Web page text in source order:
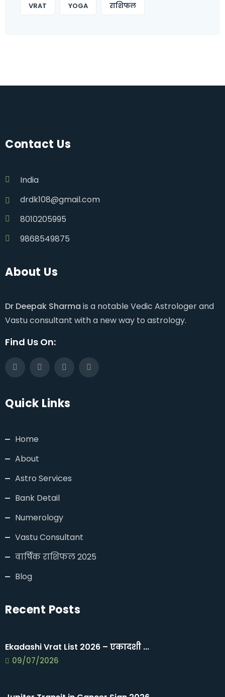
VRAT YOGA राशिफल
Contact Us
India
drdk108@gmail.com
8010205995
9868549875
About Us
Dr Deepak Sharma is a notable Vedic Astrologer and
Vastu consultant with a new way to astrology.
Find Us On:
Quick Links
Home
About
Astro Services
Bank Detail
Numerology
Vastu Consultant
वार्षिक राशिफल 2025
Blog
Recent Posts
Ekadashi Vrat List 2026 – एकादशी ...
09/07/2026